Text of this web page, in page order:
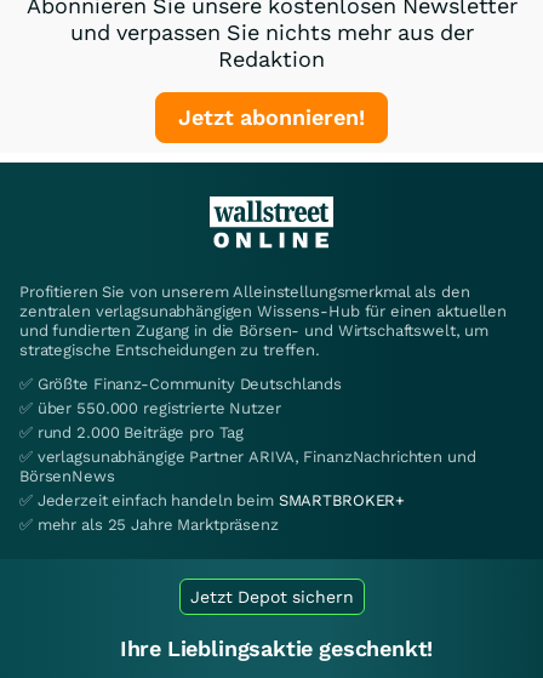
Abonnieren Sie unsere kostenlosen Newsletter
und verpassen Sie nichts mehr aus der
Redaktion
Jetzt abonnieren!
Profitieren Sie von unserem Alleinstellungsmerkmal als den
zentralen verlagsunabhängigen Wissens-Hub für einen aktuellen
und fundierten Zugang in die Börsen- und Wirtschaftswelt, um
strategische Entscheidungen zu treffen.
✅ Größte Finanz-Community Deutschlands
✅ über 550.000 registrierte Nutzer
✅ rund 2.000 Beiträge pro Tag
✅ verlagsunabhängige Partner ARIVA, FinanzNachrichten und
BörsenNews
✅ Jederzeit einfach handeln beim SMARTBROKER+
✅ mehr als 25 Jahre Marktpräsenz
Jetzt Depot sichern
Ihre Lieblingsaktie geschenkt!